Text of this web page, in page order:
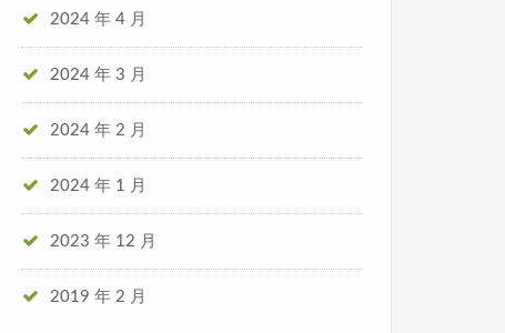
2024 年 4 月
2024 年 3 月
2024 年 2 月
2024 年 1 月
2023 年 12 月
2019 年 2 月